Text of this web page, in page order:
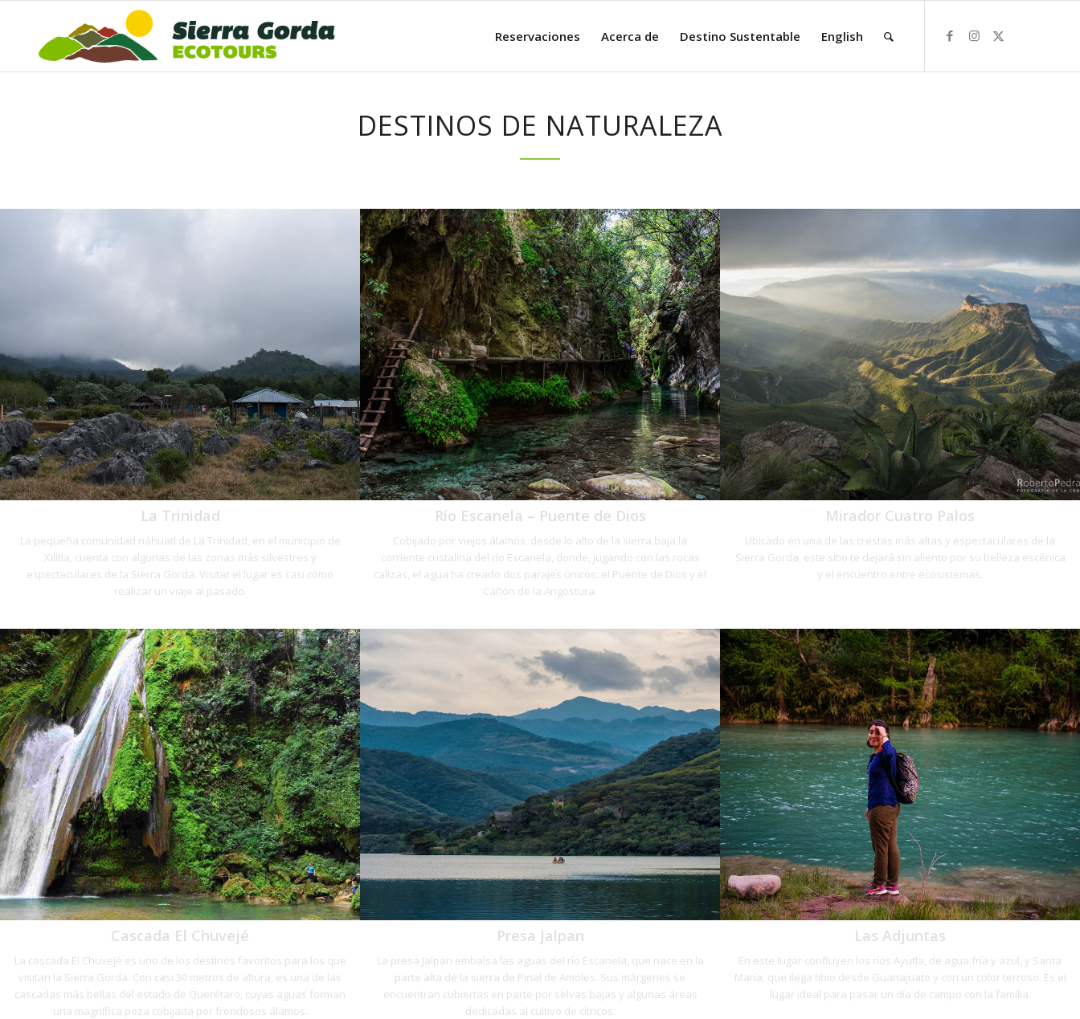
Reservaciones Acerca de Destino Sustentable English
DESTINOS DE NATURALEZA
La Trinidad
La pequeña comunidad náhuatl de La Trinidad, en el municipio de
Xilitla, cuenta con algunas de las zonas más silvestres y
espectaculares de la Sierra Gorda. Visitar el lugar es casi como
realizar un viaje al pasado.
Río Escanela – Puente de Dios
Cobijado por viejos álamos, desde lo alto de la sierra baja la
corriente cristalina del río Escanela, donde, jugando con las rocas
calizas, el agua ha creado dos parajes únicos: el Puente de Dios y el
Cañón de la Angostura.
Mirador Cuatro Palos
Ubicado en una de las crestas más altas y espectaculares de la
Sierra Gorda, este sitio te dejará sin aliento por su belleza escénica
y el encuentro entre ecosistemas.
Cascada El Chuvejé
La cascada El Chuvejé es uno de los destinos favoritos para los que
visitan la Sierra Gorda. Con casi 30 metros de altura, es una de las
cascadas más bellas del estado de Querétaro, cuyas aguas forman
una magnífica poza cobijada por frondosos álamos.
Presa Jalpan
La presa Jalpan embalsa las aguas del río Escanela, que nace en la
parte alta de la sierra de Pinal de Amoles. Sus márgenes se
encuentran cubiertas en parte por selvas bajas y algunas áreas
dedicadas al cultivo de cítricos.
Las Adjuntas
En este lugar confluyen los ríos Ayutla, de agua fría y azul, y Santa
María, que llega tibio desde Guanajuato y con un color terroso. Es el
lugar ideal para pasar un día de campo con la familia.